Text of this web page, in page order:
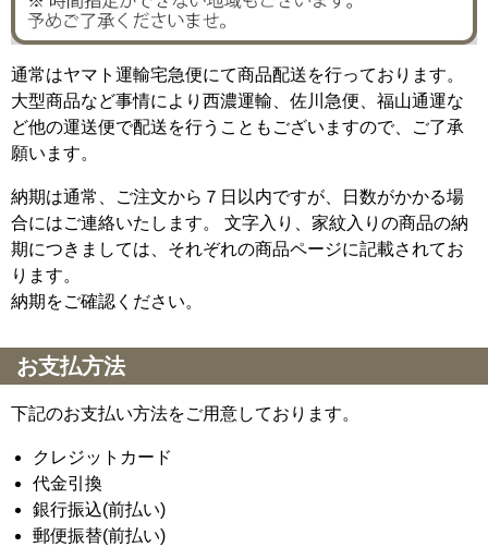
通常はヤマト運輸宅急便にて商品配送を行っております。
大型商品など事情により西濃運輸、佐川急便、福山通運な
ど他の運送便で配送を行うこともございますので、ご了承
願います。
納期は通常、ご注文から７日以内ですが、日数がかかる場
合にはご連絡いたします。 文字入り、家紋入りの商品の納
期につきましては、それぞれの商品ページに記載されてお
ります。
納期をご確認ください。
お支払方法
下記のお支払い方法をご用意しております。
クレジットカード
代金引換
銀行振込(前払い)
郵便振替(前払い)